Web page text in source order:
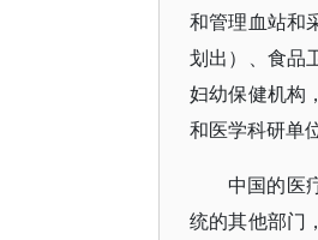
和管理血站和
划出）、食品
妇幼保健机构
和医学科研单
中国的医
统的其他部门